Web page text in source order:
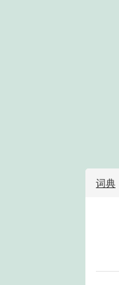
词典